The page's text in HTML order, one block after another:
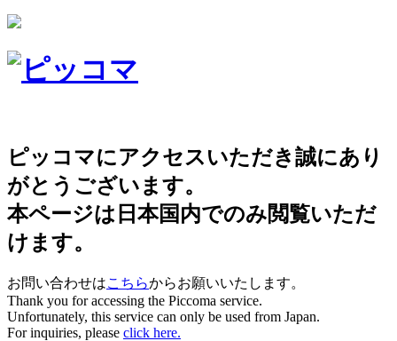
ピッコマにアクセスいただき誠にあり
がとうございます。
本ページは日本国内でのみ閲覧いただ
けます。
お問い合わせはこちらからお願いいたします。
Thank you for accessing the Piccoma service.
Unfortunately, this service can only be used from Japan.
For inquiries, please click here.